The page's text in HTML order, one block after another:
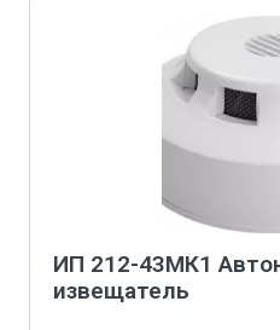
ИП 212-43МК1
извещатель